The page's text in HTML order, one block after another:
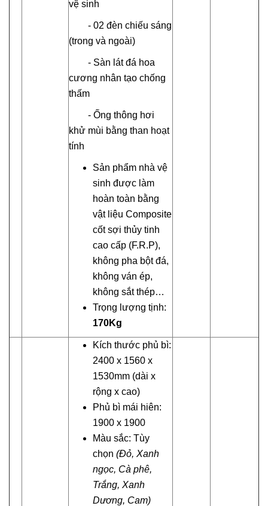
vệ sinh
- 02 đèn chiếu sáng
(trong và ngoài)
- Sàn lát đá hoa
cương nhân tạo chống
thấm
- Ống thông hơi
khử mùi bằng than hoạt
tính
Sản phẩm nhà vệ
sinh được làm
hoàn toàn bằng
vật liệu Composite
cốt sợi thủy tinh
cao cấp (F.R.P),
không pha bột đá,
không ván ép,
không sắt thép…
Trọng lượng tịnh:
170Kg
Kích thước phủ bì:
2400 x 1560 x
1530mm (dài x
rộng x cao)
Phủ bì mái hiên:
1900 x 1900
Màu sắc: Tùy
chọn (Đỏ, Xanh
ngọc, Cà phê,
Trắng, Xanh
Dương, Cam)